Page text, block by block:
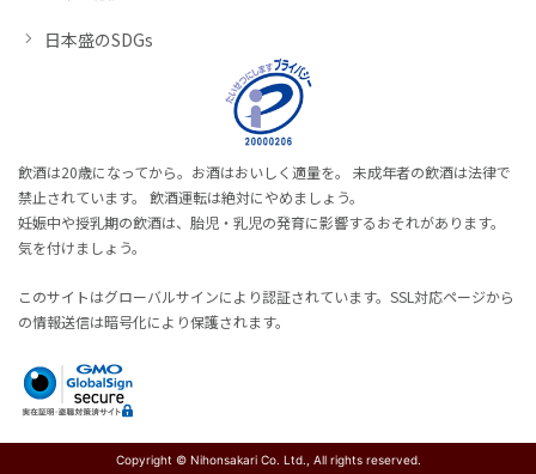
日本盛のSDGs
飲酒は20歳になってから。お酒はおいしく適量を。 未成年者の飲酒は法律で
禁止されています。 飲酒運転は絶対にやめましょう。
妊娠中や授乳期の飲酒は、胎児・乳児の発育に影響するおそれがあります。
気を付けましょう。
このサイトはグローバルサインにより認証されています。SSL対応ページから
の情報送信は暗号化により保護されます。
Copyright © Nihonsakari Co. Ltd., All rights reserved.